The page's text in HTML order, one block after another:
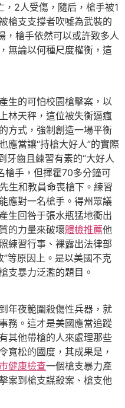
2人受傷，隨后，槍手被1
槍支支撐者吹噓為武裝的
，槍手依然可以或許致多人
無論以何種尺度權衡，這
生的可怕校園槍擊案，以
林天秤，這位被失衡逼瘋
方式，強制創造一場平衡
應當讓“持槍大好人”的實際
牙齒且練習有素的“大好人
槍手，但揮霍70多分鐘可
生和教員命喪槍下。練習
應對一名槍手。得州眾議
生回咎于張水瓶猛地衝出
的力量來破壞體檢推薦他
練習行事、裸露出法律部
等原因上。是以美國不克
支暴力泛濫的題目。
年夜範圍殺傷性兵器，就
務。這才是美國應當追蹤
其他帶槍的人來處理那些
寬松的國度，其成果是，
健康檢查一個槍支暴力產
案到槍支謀殺案、槍支他